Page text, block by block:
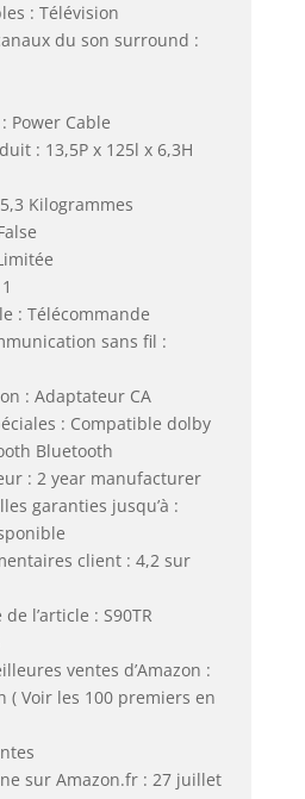
: Télévision
du son surround :
Power Cable
: 13,5P x 125l x 6,3H
Kilogrammes
: Télécommande
sans fil :
: Adaptateur CA
: Compatible dolby
Bluetooth
: 2 year manufacturer
garanties jusqu’à :
client : 4,2 sur
l’article : S90TR
ventes d’Amazon :
( Voir les 100 premiers en
sur Amazon.fr : 27 juillet